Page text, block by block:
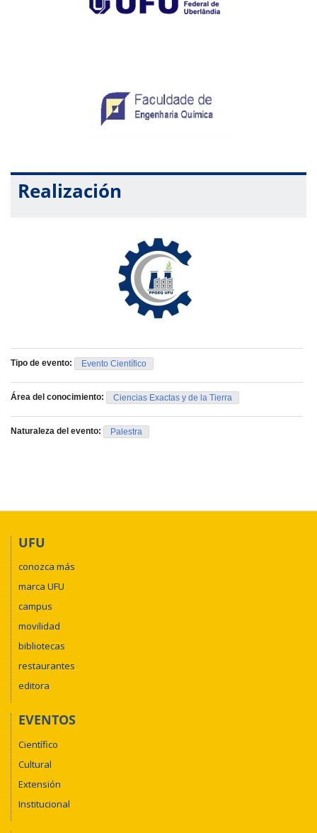
Realización
Tipo de evento: Evento Científico
Área del conocimiento: Ciencias Exactas y de la Tierra
Naturaleza del evento: Palestra
UFU
conozca más
marca UFU
campus
movilidad
bibliotecas
restaurantes
editora
EVENTOS
Científico
Cultural
Extensión
Institucional